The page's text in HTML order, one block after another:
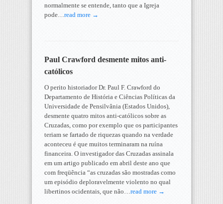
normalmente se entende, tanto que a Igreja
pode…read more →
Paul Crawford desmente mitos anti-
católicos
O perito historiador Dr. Paul F. Crawford do
Departamento de História e Ciências Políticas da
Universidade de Pensilvânia (Estados Unidos),
desmente quatro mitos anti-católicos sobre as
Cruzadas, como por exemplo que os participantes
teriam se fartado de riquezas quando na verdade
aconteceu é que muitos terminaram na ruína
financeira. O investigador das Cruzadas assinala
em um artigo publicado em abril deste ano que
com freqüência “as cruzadas são mostradas como
um episódio deploravelmente violento no qual
libertinos ocidentais, que não…read more →